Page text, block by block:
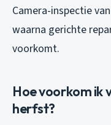
Camera-inspectie
waarna gerichte
voorkomt.
Hoe voorkom ik
herfst?